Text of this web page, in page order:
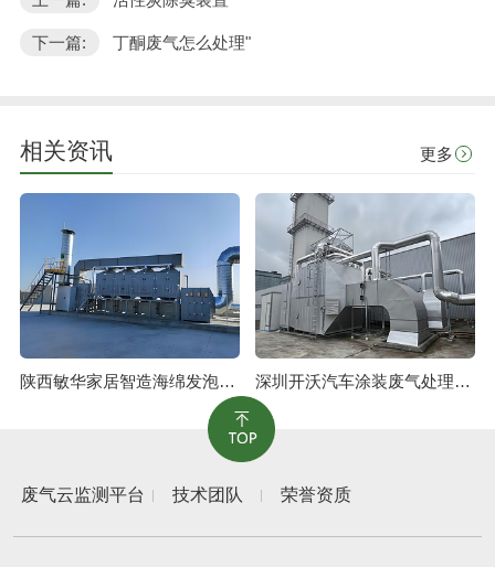
下一篇: 丁酮废气怎么处理"
相关资讯 更多
陕西敏华家居智造海绵发泡废气治理工程 深圳开沃汽车涂装废气处理工程
废气云监测平台 技术团队 荣誉资质